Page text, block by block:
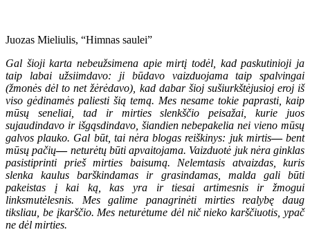
Juozas Mieliulis, “Himnas saulei”
Gal šioji karta nebeužsimena apie mirtį todėl, kad paskutinioji ja
taip labai užsiimdavo: ji būdavo vaizduojama taip spalvingai
(žmonės dėl to net žėrėdavo), kad dabar šioj sušiurkštėjusioj eroj iš
viso gėdinamės paliesti šią temą. Mes nesame tokie paprasti, kaip
mūsų seneliai, tad ir mirties slenkščio peisažai, kurie juos
sujaudindavo ir išgąsdindavo, šiandien nebepakelia nei vieno mūsų
galvos plauko. Gal būt, tai nėra blogas reiškinys: juk mirtis—bent
mūsų pačių— neturėtų būti apvaitojama. Vaizduotė juk nėra ginklas
pasistiprinti prieš mirties baisumą. Nelemtasis atvaizdas, kuris
slenka kaulus barškindamas ir grasindamas, malda gali būti
pakeistas į kai ką, kas yra ir tiesai artimesnis ir žmogui
linksmutėlesnis. Mes galime panagrinėti mirties realybę daug
tiksliau, be įkarščio. Mes neturėtume dėl nič nieko karščiuotis, ypač
ne dėl mirties.